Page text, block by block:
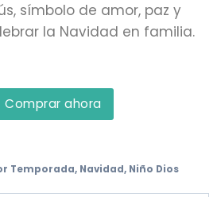
símbolo de amor, paz y
la Navidad en familia.
Comprar ahora
Temporada, Navidad, Niño Dios